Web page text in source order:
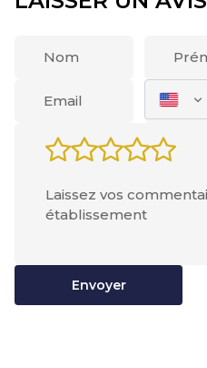
Envoyer